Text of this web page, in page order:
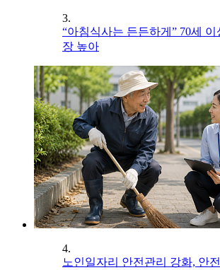
3.
“아침식사는 든든하게” 70세
장 높아
4.
노인일자리 안전관리 강화, 안